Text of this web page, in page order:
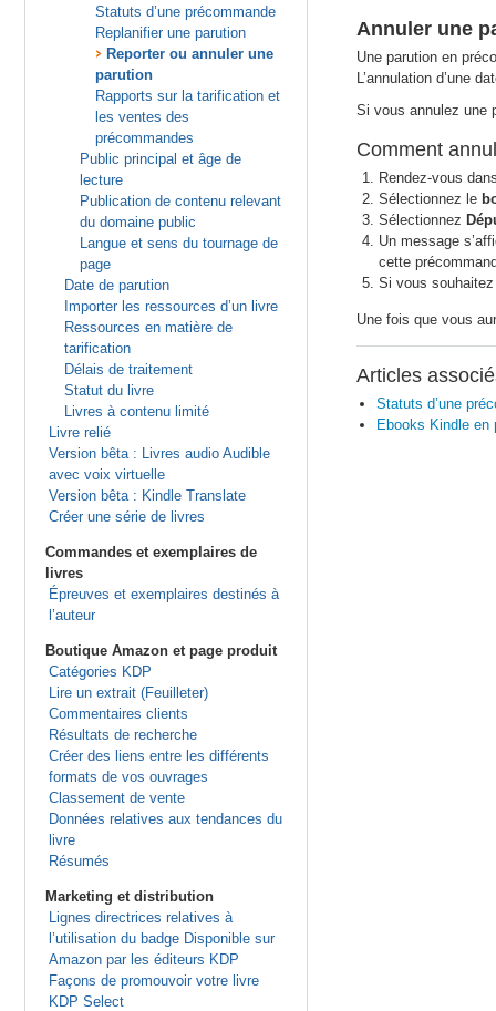
Statuts d’une précommande
Replanifier une parution
Reporter ou annuler une
parution
Rapports sur la tarification et
les ventes des
précommandes
Public principal et âge de
lecture
Publication de contenu relevant
du domaine public
Langue et sens du tournage de
page
Date de parution
Importer les ressources d’un livre
Ressources en matière de
tarification
Délais de traitement
Statut du livre
Livres à contenu limité
Livre relié
Version bêta : Livres audio Audible
avec voix virtuelle
Version bêta : Kindle Translate
Créer une série de livres
Commandes et exemplaires de
livres
Épreuves et exemplaires destinés à
l’auteur
Boutique Amazon et page produit
Catégories KDP
Lire un extrait (Feuilleter)
Commentaires clients
Résultats de recherche
Créer des liens entre les différents
formats de vos ouvrages
Classement de vente
Données relatives aux tendances du
livre
Résumés
Marketing et distribution
Lignes directrices relatives à
l’utilisation du badge Disponible sur
Amazon par les éditeurs KDP
Façons de promouvoir votre livre
KDP Select
Annuler une
Une parution en
L’annulation d’une
Si vous annulez une
Comment
Rendez-vous
Sélectionnez le
Sélectionnez
Un message
cette
Si vous
Une fois que vous
Articles
Statuts d’une
Ebooks Kindle en